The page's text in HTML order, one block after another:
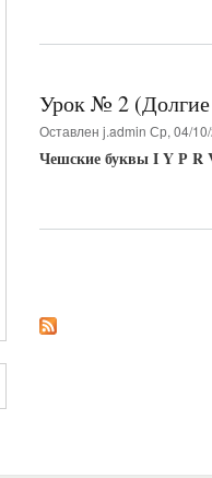
Урок № 2 (Долгие
Оставлен j.admin Ср, 04/
Чешские буквы I Y Р R